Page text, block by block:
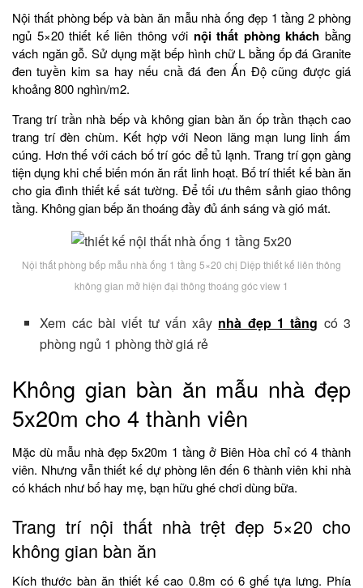
Nội thất phòng bếp và bàn ăn mẫu nhà ống đẹp 1 tầng 2 phòng
ngủ 5×20 thiết kế liên thông với nội thất phòng khách bằng
vách ngăn gỗ. Sử dụng mặt bếp hình chữ L bằng ốp đá Granite
đen tuyền kim sa hay nếu cnầ đá đen Ấn Độ cũng được giá
khoảng 800 nghìn/m2.
Trang trí trần nhà bếp và không gian bàn ăn ốp trần thạch cao
trang trí đèn chùm. Kết hợp với Neon lãng mạn lung linh ấm
cúng. Hơn thế với cách bố trí góc để tủ lạnh. Trang trí gọn gàng
tiện dụng khi chế biến món ăn rất linh hoạt. Bố trí thiết kế bàn ăn
cho gia đình thiết kế sát tường. Để tối ưu thêm sảnh giao thông
tầng. Không gian bếp ăn thoáng đầy đủ ánh sáng và gió mát.
Nội thất phòng bếp mẫu nhà ống 1 tầng 5×20 chị Diệp thiết kế liên thông
không gian mở hiện đại thông thoáng góc view 1
Xem các bài viết tư vấn xây nhà đẹp 1 tầng có 3
phòng ngủ 1 phòng thờ giá rẻ
Không gian bàn ăn mẫu nhà đẹp
5x20m cho 4 thành viên
Mặc dù mẫu nhà đẹp 5x20m 1 tầng ở Biên Hòa chỉ có 4 thành
viên. Nhưng vẫn thiết kế dự phòng lên đến 6 thành viên khi nhà
có khách như bố hay mẹ, bạn hữu ghé chơi dùng bữa.
Trang trí nội thất nhà trệt đẹp 5×20 cho
không gian bàn ăn
Kích thước bàn ăn thiết kế cao 0.8m có 6 ghế tựa lưng. Phía